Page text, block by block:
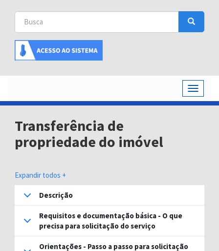
Buscar
Busca
Busca
Toggle
Transferência de
propriedade do imóvel
Expandir todos +
Descrição
Requisitos e documentação básica - O que
precisa para solicitação do serviço
Orientações - Passo a passo para solicitação